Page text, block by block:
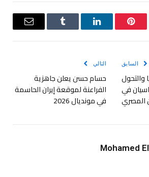
بينتيريستلينكدإن Tumblr
البريد
السابق
والتحول
في
المصري
التالي
حسام حسن يعلن جاهزية
الفراعنة لموقعة إيران الحاسمة
في مونديال 2026
Mohamed